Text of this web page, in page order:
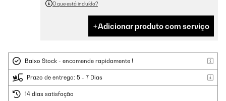
O que está incluído?
Adicionar produto com serviço
Baixo Stock - encomende rapidamente !
Prazo de entrega: 5 - 7 Dias
14 dias satisfação